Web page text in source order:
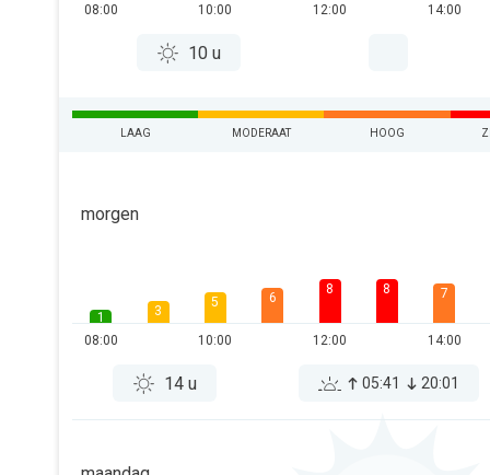
08:00
10:00
12:00
14:00
10 u
LAAG MODERAAT HOOG
morgen
1
08:00
3
5
10:00
6
8
12:00
8 7
14:00
14 u 05:41 20:01